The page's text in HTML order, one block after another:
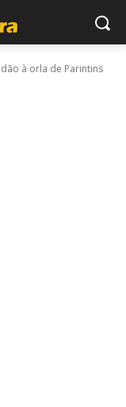
à orla de Parintins